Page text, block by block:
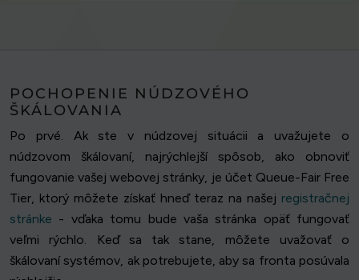
POCHOPENIE NÚDZOVÉHO
ŠKÁLOVANIA
Po prvé. Ak ste v núdzovej situácii a uvažujete o
núdzovom škálovaní, najrýchlejší spôsob, ako obnoviť
fungovanie vašej webovej stránky, je účet Queue-Fair Free
Tier, ktorý môžete získať hneď teraz na našej registračnej
stránke - vďaka tomu bude vaša stránka opäť fungovať
veľmi rýchlo. Keď sa tak stane, môžete uvažovať o
škálovaní systémov, ak potrebujete, aby sa fronta posúvala